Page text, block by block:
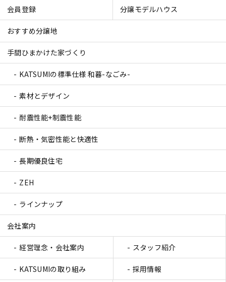
会員登録 分譲モデルハウス
おすすめ分譲地
手間ひまかけた家づくり
KATSUMIの標準仕様 和暮-なごみ-
素材とデザイン
耐震性能+制震性能
断熱・気密性能と快適性
長期優良住宅
ZEH
ラインナップ
会社案内
経営理念・会社案内 スタッフ紹介
KATSUMIの取り組み 採用情報